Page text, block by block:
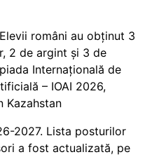
români au obținut 3
2 de argint și 3 de
Internațională de
– IOAI 2026,
Kazahstan
2027. Lista posturilor
a fost actualizată, pe